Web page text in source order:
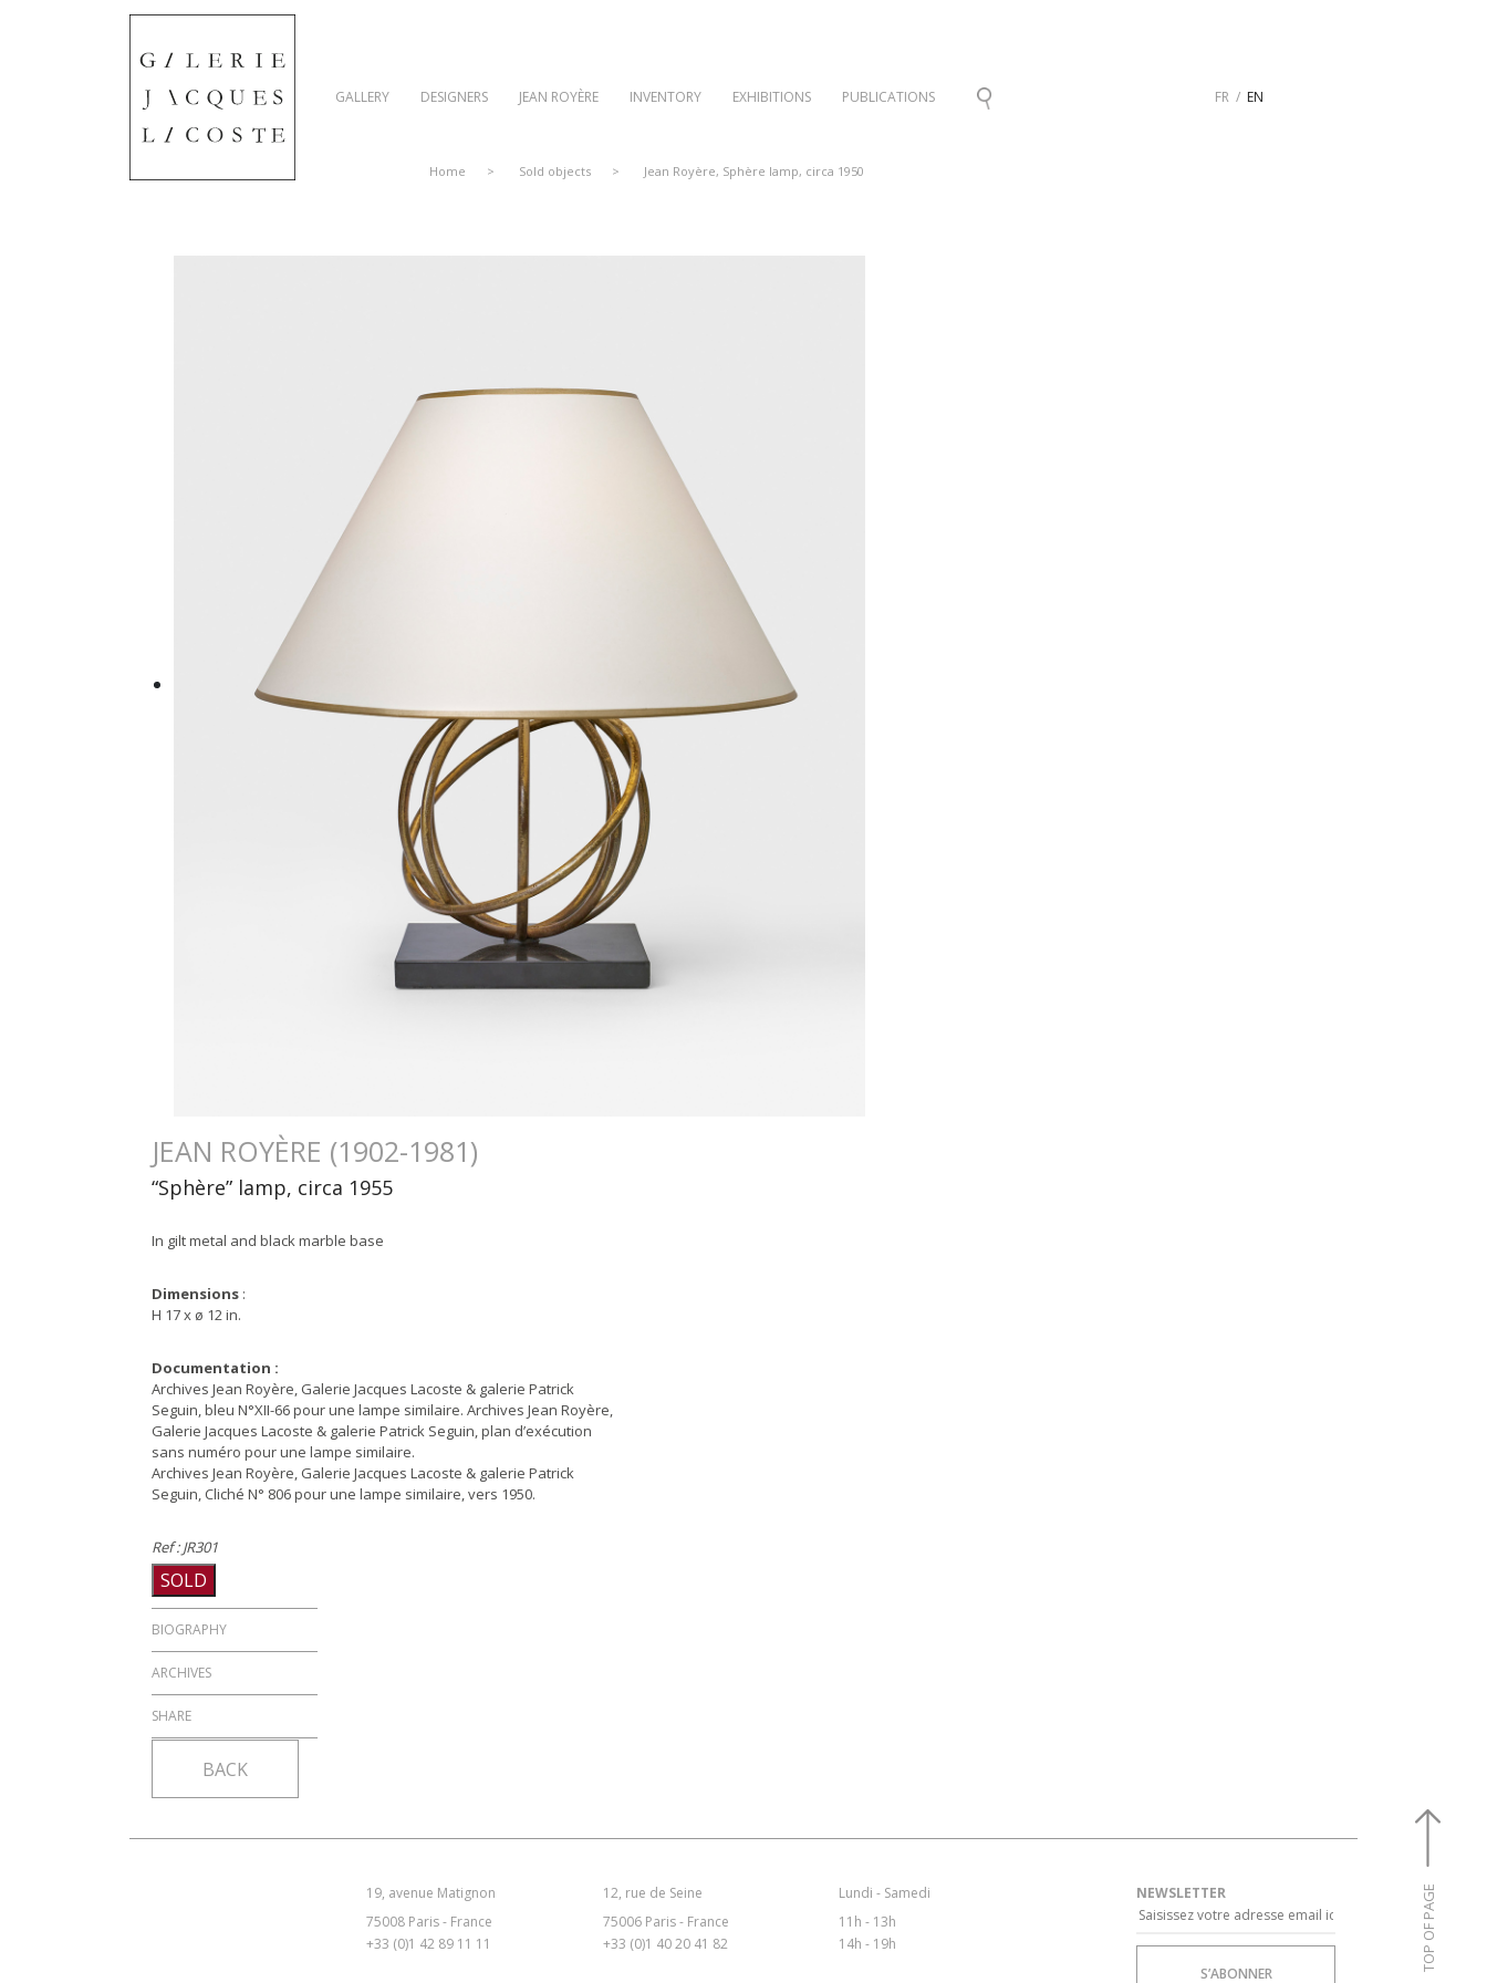
TOP OF PAGE
GALLERY DESIGNERS JEAN ROYÈRE INVENTORY EXHIBITIONS PUBLICATIONS FR EN
Home > Sold objects > Jean Royère, Sphère lamp, circa 1950
JEAN ROYÈRE (1902-1981)
“Sphère” lamp, circa 1955
In gilt metal and black marble base
Dimensions :
H 17 x ø 12 in.
Documentation :
Archives Jean Royère, Galerie Jacques Lacoste & galerie Patrick
Seguin, bleu N°XII-66 pour une lampe similaire. Archives Jean Royère,
Galerie Jacques Lacoste & galerie Patrick Seguin, plan d’exécution
sans numéro pour une lampe similaire.
Archives Jean Royère, Galerie Jacques Lacoste & galerie Patrick
Seguin, Cliché N° 806 pour une lampe similaire, vers 1950.
Ref : JR301
SOLD
BIOGRAPHY
ARCHIVES
SHARE
BACK
19, avenue Matignon
75008 Paris - France
+33 (0)1 42 89 11 11
12, rue de Seine
75006 Paris - France
+33 (0)1 40 20 41 82
Lundi - Samedi
11h - 13h
14h - 19h
NEWSLETTER